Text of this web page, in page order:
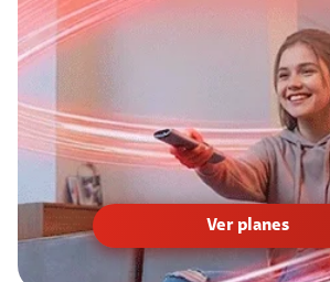
Ver planes